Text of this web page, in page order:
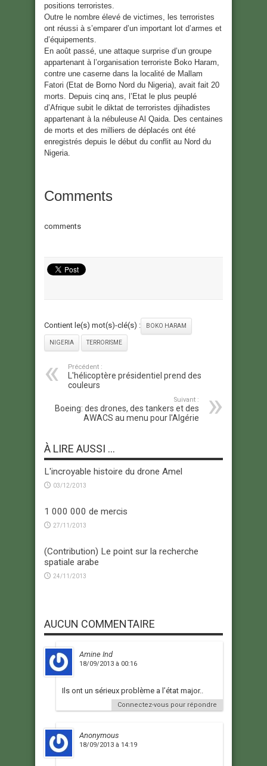
positions terroristes.
Outre le nombre élevé de victimes, les terroristes
ont réussi à s’emparer d’un important lot d’armes et
d’équipements.
En août passé, une attaque surprise d’un groupe
appartenant à l’organisation terroriste Boko Haram,
contre une caserne dans la localité de Mallam
Fatori (Etat de Borno Nord du Nigeria), avait fait 20
morts. Depuis cinq ans, l’Etat le plus peuplé
d’Afrique subit le diktat de terroristes djihadistes
appartenant à la nébuleuse Al Qaida. Des centaines
de morts et des milliers de déplacés ont été
enregistrés depuis le début du conflit au Nord du
Nigeria.
Comments
comments
Contient le(s) mot(s)-clé(s) : BOKO HARAM
NIGERIA TERRORISME
Précédent :
L'hélicoptère présidentiel prend des
couleurs
Suivant :
Boeing: des drones, des tankers et des
AWACS au menu pour l'Algérie
À LIRE AUSSI ...
L'incroyable histoire du drone Amel
03/12/2013
1 000 000 de mercis
27/11/2013
(Contribution) Le point sur la recherche
spatiale arabe
24/11/2013
AUCUN COMMENTAIRE
Amine Ind
18/09/2013 à 00:16
Ils ont un sérieux problème a l’état major..
Connectez-vous pour répondre
Anonymous
18/09/2013 à 14:19